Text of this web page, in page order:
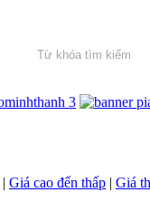
| Giá cao đến thấp | Giá